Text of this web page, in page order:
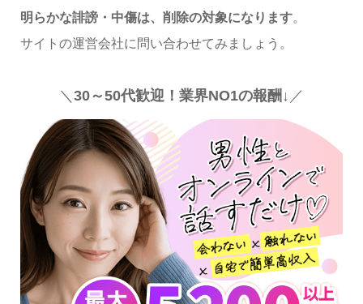
明らかな誹謗・中傷は、削除の対象になります。
サイトの運営会社に問い合わせてみましょう。
＼ 30～50代歓迎！業界NO1の報酬↓ ／